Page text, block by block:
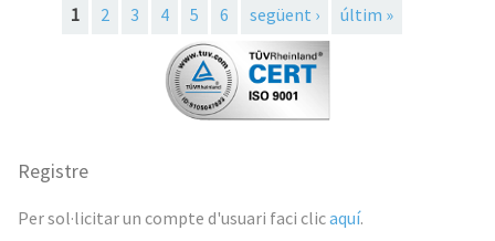
Pàgines
1 2 3 4 5 6 següent › últim »
Registre
Per sol·licitar un compte d'usuari faci clicaquí.